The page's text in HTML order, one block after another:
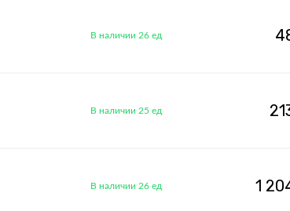
В наличии 26 ед
В наличии 25 ед
В наличии 26 ед 1